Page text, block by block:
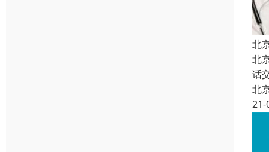
北
北
话
北
21-